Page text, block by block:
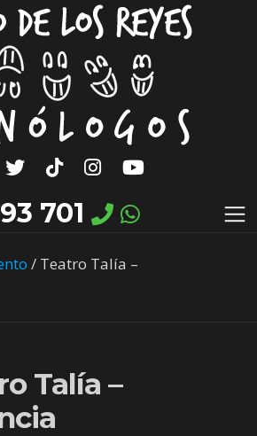
701
/ Teatro Talía –
Talía –